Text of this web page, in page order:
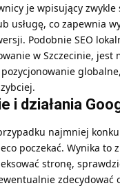
je wpisujący zwykle
usługę, co zapewnia
Podobnie SEO
w Szczecinie, jest
i działania
najmniej
poczekać. Wynika to
stronę,
zdecydować